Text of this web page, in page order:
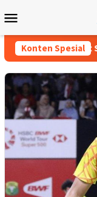
ke
Mobile
Konten Spesial
Atlet SMPN 2 Praya